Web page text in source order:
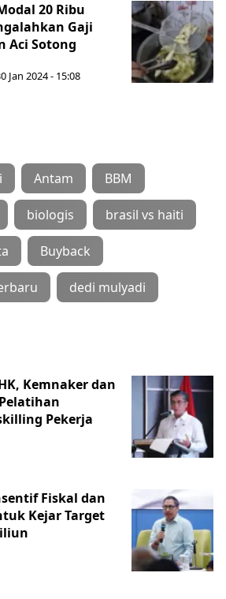
20 Ribu
Gaji
Aci Sotong
Jan 2024 - 15:08
Antam BBM
biologis brasil vs haiti
Buyback
dedi mulyadi
Kemnaker dan
Pekerja
Fiskal dan
Kejar Target